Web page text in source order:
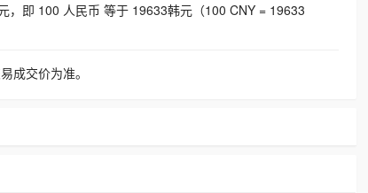
，即 100 人民币 等于 19633韩元（100 CNY = 19633
成交价为准。